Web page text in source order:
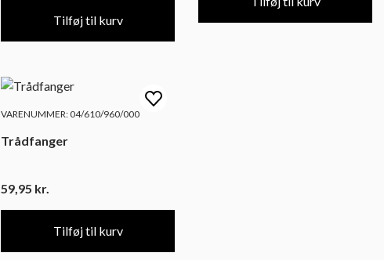
Tilføj til kurv
VARENUMMER: 04/610/960/000
Trådfanger
59,95 kr.
Tilføj til kurv